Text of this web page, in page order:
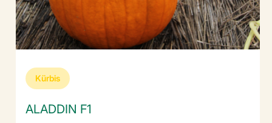
Kürbis
ALADDIN F1